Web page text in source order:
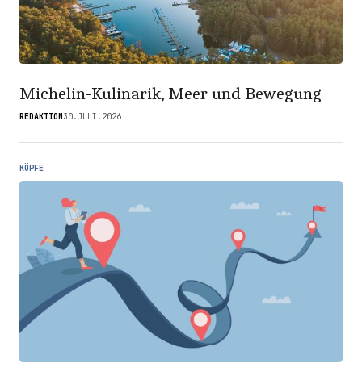
Michelin-Kulinarik, Meer und Bewegung
REDAKTION30.JULI.2026
KÖPFE